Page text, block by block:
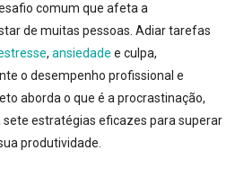
comum que afeta a
de muitas pessoas. Adiar tarefas
, ansiedade e culpa,
o desempenho profissional e
aborda o que é a procrastinação,
sete estratégias eficazes para superar
produtividade.